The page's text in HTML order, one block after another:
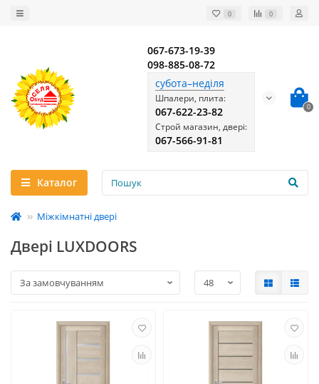
0 0
067-673-19-39
098-885-08-72
субота–неділя
Шпалери, плита:
067-622-23-82
Строй магазин, двері:
067-566-91-81
0
Каталог
Міжкімнатні двері
Двері LUXDOORS